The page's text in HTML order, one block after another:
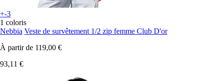
+-3
1 coloris
Nebbia Veste de survêtement 1/2 zip femme Club D'or
À partir de 119,00 €
93,11 €